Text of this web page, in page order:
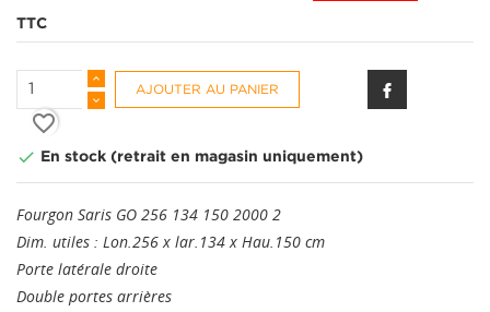
TTC
AJOUTER AU PANIER
favorite_border
 En stock (retrait en magasin uniquement)
Fourgon Saris GO 256 134 150 2000 2
Dim. utiles : Lon.256 x lar.134 x Hau.150 cm
Porte latérale droite
Double portes arrières